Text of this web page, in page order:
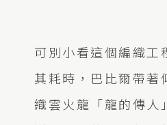
可別小看這個編織工
其耗時，巴比爾帶著
織雲火龍「龍的傳